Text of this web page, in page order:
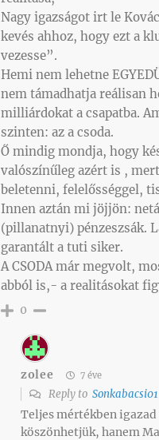
Nagy igazságot irt le
kevés ahhoz, hogy ezt a
vezesse”.
Hemi nem lehetne
nem támadhatja reálisan
milliárdokat a csapatba.
szinten: az a csoda.
Ő mindig mondja, hogy
valószínűleg azért is ,
beletenni, felelősséggel,
Innen aztán mi jöjjön:
(pillanatnyi) pénzeszsák.
garantált a tuti siker.
A CSODA már megvolt,
abból is,- a realitásokat
0
zolee 7 éve
Reply to Sonkabacsi01
Teljes mértékben
köszönhetjük, hanem